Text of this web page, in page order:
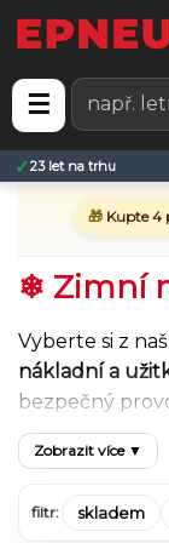
☰
✓23 let na trhu
🎁Kupte 4
❄ Zimní
Vyberte si z
nákladní a
bezpečný
podmínkách.
spolehlivý
vysokém
nízkých
Zobrazit více ▼
filtr: skladem